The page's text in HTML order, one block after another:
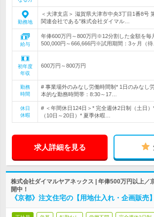
勤務地
＜大津支店＞ 滋賀県大津市中央3丁目1番8号
関連会社である”株式会社ダイマル…
給与
年俸600万円～800万円※12分割した金額を毎
500,000円～666,666円※試用期間：3ヶ月（待
初年度
年収
600万円～800万円
勤務
時間
# 事業場外のみなし労働時間制* 1日のみなし
本的な勤務時間帯：8:30～17…
休日
休暇
# ＜年間休日124日＞* 完全週休2日制（土日
（10日～20日）* 夏季休暇…
求人詳細を見る
株式会社ダイマルヤアネックス | 年俸500万円以上／
開中！
《京都》注文住宅の【用地仕入れ・企画販売